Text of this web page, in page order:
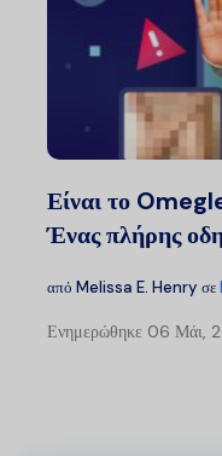
Είναι το
Ένας πλήρης
από Melissa E. Henry σε
Ενημερώθηκε 06 Μάι,